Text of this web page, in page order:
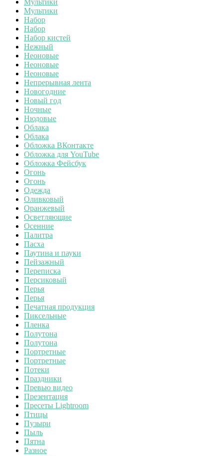
Мультики
Набор
Набор
Набор кистей
Нежный
Неоновые
Неоновые
Неоновые
Непрерывная лента
Новогодние
Новый год
Ночные
Нюдовые
Облака
Облака
Обложка ВКонтакте
Обложка для YouTube
Обложка Фейсбук
Огонь
Огонь
Одежда
Оливковый
Оранжевый
Осветляющие
Осенние
Палитра
Пасха
Паутина и пауки
Пейзажный
Переписка
Персиковый
Перья
Перья
Печатная продукция
Пиксельные
Пленка
Полутона
Полутона
Портретные
Портретные
Потеки
Праздники
Превью видео
Презентация
Пресеты Lightroom
Птицы
Пузыри
Пыль
Пятна
Разное